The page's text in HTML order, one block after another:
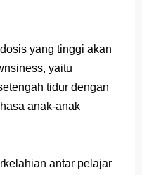
yang tinggi akan
yaitu
tidur dengan
anak-anak
antar pelajar